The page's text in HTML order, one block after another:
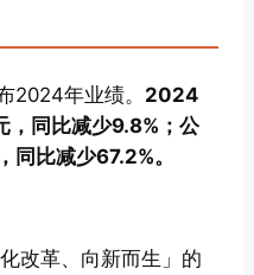
2024年业绩。 2024
同比减少9.8%；公
同比减少67.2%。
改革、向新而生」的